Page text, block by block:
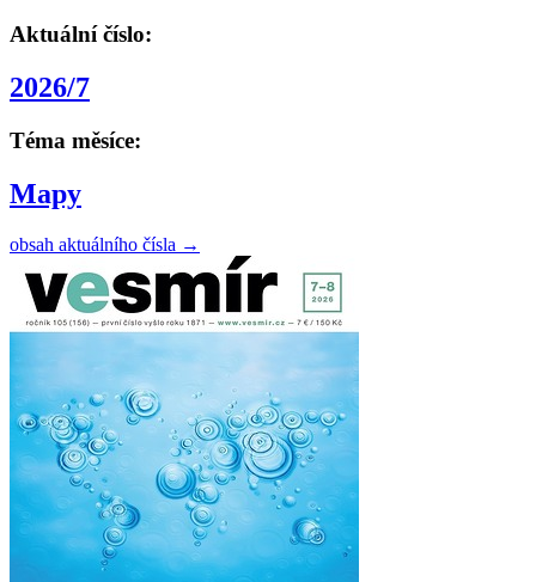
Aktuální číslo:
2026/7
Téma měsíce:
Mapy
obsah aktuálního čísla →